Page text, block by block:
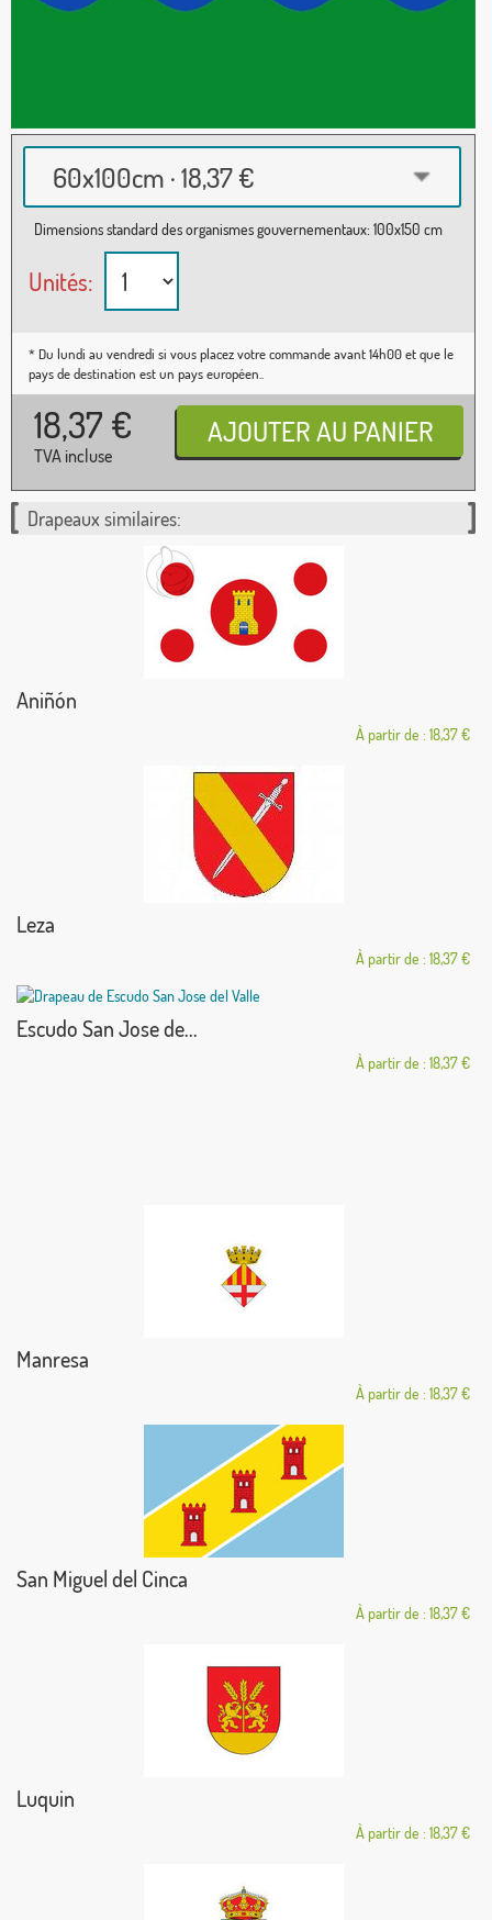
60x100cm · 18,37 €
Dimensions standard des organismes gouvernementaux: 100x150 cm
Unités:
* Du lundi au vendredi si vous placez votre commande avant 14h00 et que le
pays de destination est un pays européen..
18,37 €
TVA incluse
Drapeaux similaires:
Aniñón
À partir de : 18,37 €
Leza
À partir de : 18,37 €
Escudo San Jose de...
À partir de : 18,37 €
Manresa
À partir de : 18,37 €
San Miguel del Cinca
À partir de : 18,37 €
Luquin
À partir de : 18,37 €